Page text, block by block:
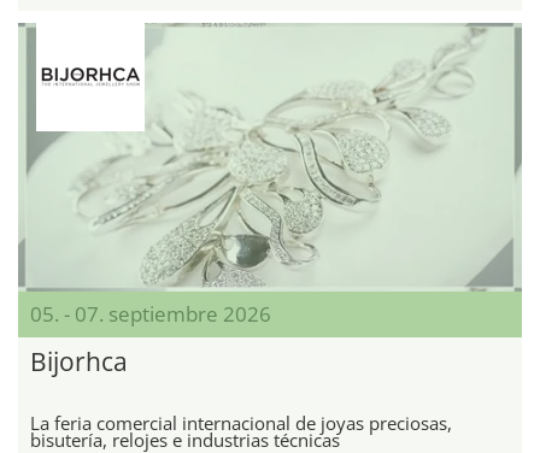
05. - 07. septiembre 2026
Bijorhca
La feria comercial internacional de joyas preciosas,
bisutería, relojes e industrias técnicas